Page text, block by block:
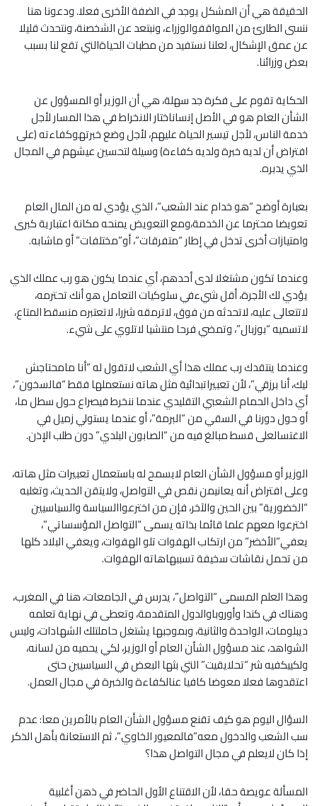
الحقيقة هي أن المشكل يوجد في الضفة الأخرى فعلا. ودعونا هنا
ننسى الطارئ من المواقفوالوزراء، ونبتعد عن الشخصنة، ونتحدث قليلا
عن عمق الإشكال، لعلنا نستفيد من مطبات الحياةالتي تقع لنا بسبب
بعض وزرائنا.
الحكاية تقوم على فكرة جد سهلة، هي أن الوزير أو المسؤول عن
الشأن العام هو في الأصل إنساناختار الانخراط في هذا المسار لأجل
خدمة الناس، لأجل تيسير الحياة عليهم، لأجل وضع خبرتهوكفاءته (على
افتراض أن لديه خبرة ولديه كفاءة) وسيلة لتحسين عيشهم في المجال
الذي يدبره.
بعبارة أوضح “هو خدام عند الشعب”، الذي يؤدي له من المال العام
تعويضا محترما عن الخدمة،ومع التعويض يمنحه مكانة اعتبارية كبرى
وامتيازات أخرى تدخل في إطار “متفرقات”، أو”مختلفات” أو ماشابه.
وعندما تكون مشتغلا لدى أحدهم، أي عندما يكون هو رب عملك الذي
يؤدي لك الأجرة، أقل شيءفي سلوكيات التعامل هو أنك تحترمه،
لاتتعالى عليه، لاتحدثه من فوق، لاترمقه شزرا، لاتعتبره منسقط المتاع،
لاتسميه “بوزبال”، وتمضي فرحا منتشيا لاتلوي على شيء.
وعندما ينتقدك رب عملك هذا أي الشعب لاتقول له “أنا مامحتاجش
ليك، أنا برزقي”، لأن تعبيراتبدائية مثل هاته نستعملها فقط “فالسخون”،
أي داخل الحمام الشعبي التقليدي عندما ننخرط فيصراع حول سطل ما،
أو حول دورنا في السقي من “البرمة”، أو عندما يستولي زميل في
الاغتسالعلى قسط مبالغ فيه من “الصابون البلدي” دون طلب الإذن.
الوزير أو مسؤول الشأن العام لايسمح له باستعمال تعبيرات مثل هاته،
وعلى افتراض أنه يعانيمن نقص في التواصل، ولايتقن الحديث، وتغلبه
“الخضورية” بين الحين والآخر، فإن من اخترعواالسياسة والسياسيين
اخترعوا معهم علما قائما بذاته يسمى “التواصل المؤسساتي”،
يعفي”الأخضر” من ارتكاب الهفوات تلو الهفوات، ويعفي البلاد كلها
من تحمل نقاشات سخيفة تسببهاهاته الهفوات.
وهذا العلم المسمى “التواصل”، يدرس في الجامعات، هنا في المغرب،
وهناك في كندا وأوروباوالدول المتقدمة، وتعطى في نهاية تعلمه
ديبلومات، الواحدة والثانية، وبموجبها يشتغل حاملتلك الشهادات، وليس
الشواهد، عند مسؤول الشأن العام أو الوزير، لكي يحميه من لسانه،
ولكييكفيه شر “تحلايقيت” التي بثها البعض في السياسيين حتى
اعتقدوها فعلا معوضا كافيا عنالكفاءة والخبرة في مجال العمل.
السؤال اليوم هو كيف تقنع مسؤول الشأن العام بالأمرين معا: عدم
سب الشعب والدخول معه”فالمعيور الخاوي”، ثم الاستعانة بأهل الذكر
إذا كان لايعلم في مجال التواصل هذا؟
المسألة عويصة حقا، لأن الاقتناع الأول الحاضر في ذهن أغلبية